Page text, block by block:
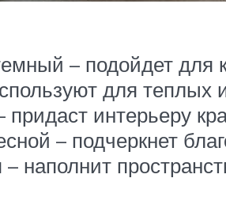
– подойдет для
для теплых
придаст интерьеру
– подчеркнет
– наполнит